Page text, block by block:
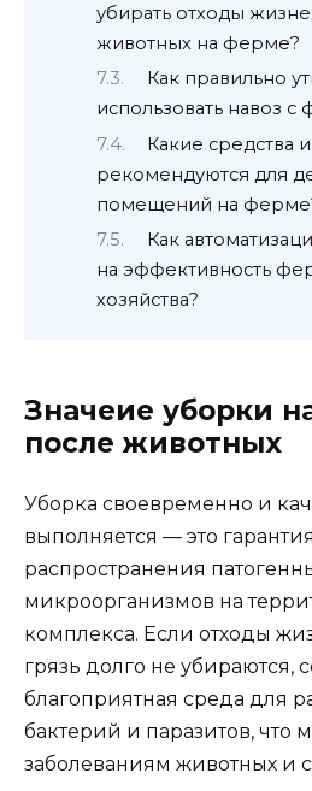
убирать отходы
животных на ферме?
Как правильно
использовать навоз
Какие средства
рекомендуются для
помещений на
Как
на эффективность
хозяйства?
Значеие уборки
после животных
Уборка своевременно и
выполняется — это
распространения
микроорганизмов на
комплекса. Если отходы
грязь долго не убираются,
благоприятная среда для
бактерий и паразитов, что
заболеваниям животных и